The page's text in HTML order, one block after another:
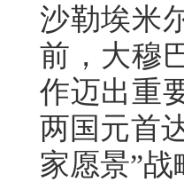
沙勒埃米
前，大穆
作迈出重
两国元首
家愿景”